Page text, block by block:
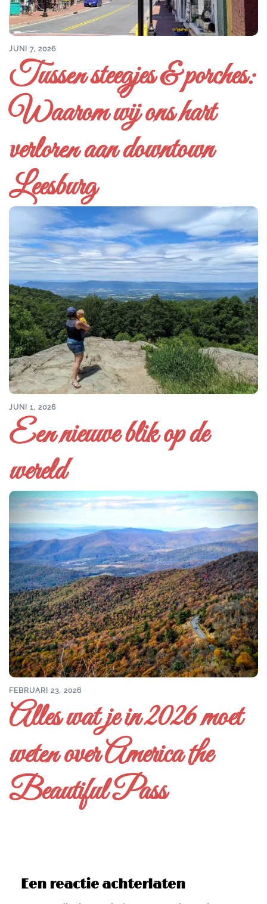
JUNI 7, 2026
Tussen steegjes & porches:
Waarom wij ons hart
verloren aan downtown
Leesburg
JUNI 1, 2026
Een nieuwe blik op de
wereld
FEBRUARI 23, 2026
Alles wat je in 2026 moet
weten over America the
Beautiful Pass
Een reactie achterlaten